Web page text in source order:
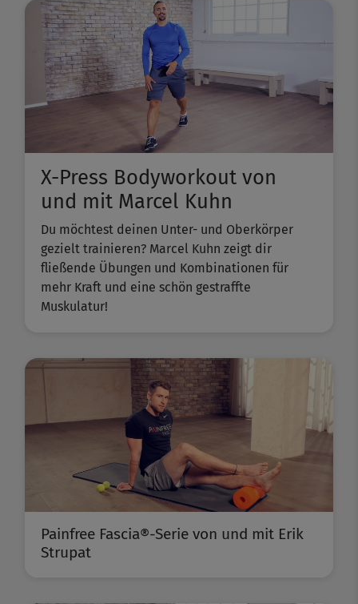
X-Press Bodyworkout von
und mit Marcel Kuhn
Du möchtest deinen Unter- und Oberkörper
gezielt trainieren? Marcel Kuhn zeigt dir
fließende Übungen und Kombinationen für
mehr Kraft und eine schön gestraffte
Muskulatur!
Painfree Fascia®-Serie von und mit Erik
Strupat